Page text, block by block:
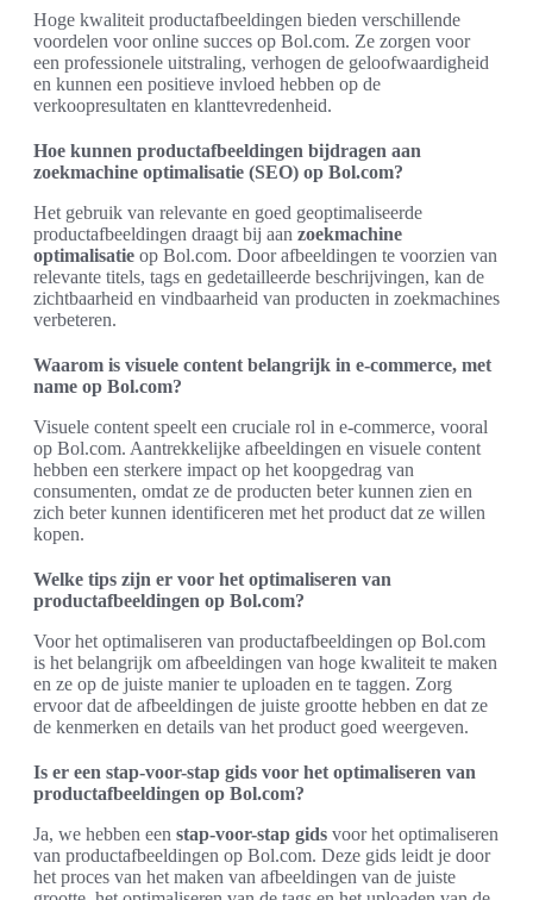
Hoge kwaliteit productafbeeldingen bieden verschillende
voordelen voor online succes op Bol.com. Ze zorgen voor
een professionele uitstraling, verhogen de geloofwaardigheid
en kunnen een positieve invloed hebben op de
verkoopresultaten en klanttevredenheid.
Hoe kunnen productafbeeldingen bijdragen aan
zoekmachine optimalisatie (SEO) op Bol.com?
Het gebruik van relevante en goed geoptimaliseerde
productafbeeldingen draagt bij aan zoekmachine
optimalisatie op Bol.com. Door afbeeldingen te voorzien van
relevante titels, tags en gedetailleerde beschrijvingen, kan de
zichtbaarheid en vindbaarheid van producten in zoekmachines
verbeteren.
Waarom is visuele content belangrijk in e-commerce, met
name op Bol.com?
Visuele content speelt een cruciale rol in e-commerce, vooral
op Bol.com. Aantrekkelijke afbeeldingen en visuele content
hebben een sterkere impact op het koopgedrag van
consumenten, omdat ze de producten beter kunnen zien en
zich beter kunnen identificeren met het product dat ze willen
kopen.
Welke tips zijn er voor het optimaliseren van
productafbeeldingen op Bol.com?
Voor het optimaliseren van productafbeeldingen op Bol.com
is het belangrijk om afbeeldingen van hoge kwaliteit te maken
en ze op de juiste manier te uploaden en te taggen. Zorg
ervoor dat de afbeeldingen de juiste grootte hebben en dat ze
de kenmerken en details van het product goed weergeven.
Is er een stap-voor-stap gids voor het optimaliseren van
productafbeeldingen op Bol.com?
Ja, we hebben een stap-voor-stap gids voor het optimaliseren
van productafbeeldingen op Bol.com. Deze gids leidt je door
het proces van het maken van afbeeldingen van de juiste